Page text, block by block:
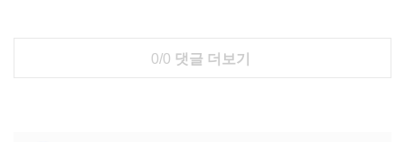
0/0 댓글 더보기